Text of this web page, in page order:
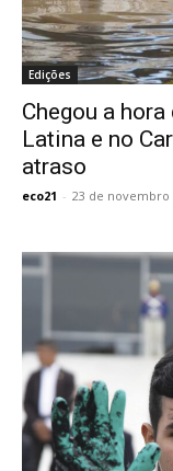
Edições
Chegou a
Latina e no
atraso
eco21 - 23 de novembro